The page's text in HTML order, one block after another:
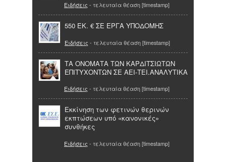
Ειδήσεις - τελευταία θέαση [timestamp]
550 ΕΚ. € ΣΕ ΕΡΓΑ ΥΠΟΔΟΜΗΣ
Ειδήσεις - τελευταία θέαση [timestamp]
ΤΑ ΟΝΟΜΑΤΑ ΤΩΝ ΚΑΡΔΙΤΣΙΩΤΩΝ
ΕΠΙΤΥΧΟΝΤΩΝ ΣΕ ΑΕΙ-ΤΕΙ.ΑΝΑΛΥΤΙΚΑ
Ειδήσεις - τελευταία θέαση [timestamp]
Εκκίνηση των φετινών θερινών
εκπτώσεων υπό «κανονικές»
συνθήκες
Ειδήσεις - τελευταία θέαση [timestamp]